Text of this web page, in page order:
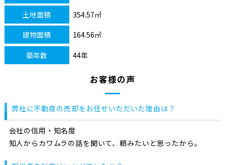
土地面積 354.57㎡
建物面積 164.56㎡
築年数 44年
お客様の声
弊社に不動産の売却をお任せいただいた理由は？
会社の信用・知名度
知人からカワムラの話を聞いて、頼みたいと思ったから。